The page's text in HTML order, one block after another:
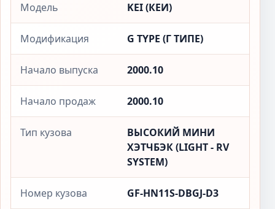
Модель KEI (КЕИ)
Модификация G TYPE (Г ТИПЕ)
Начало выпуска 2000.10
Начало продаж 2000.10
Тип кузова
ВЫСОКИЙ МИНИ
ХЭТЧБЭК (LIGHT - RV
SYSTEM)
Номер кузова GF-HN11S-DBGJ-D3